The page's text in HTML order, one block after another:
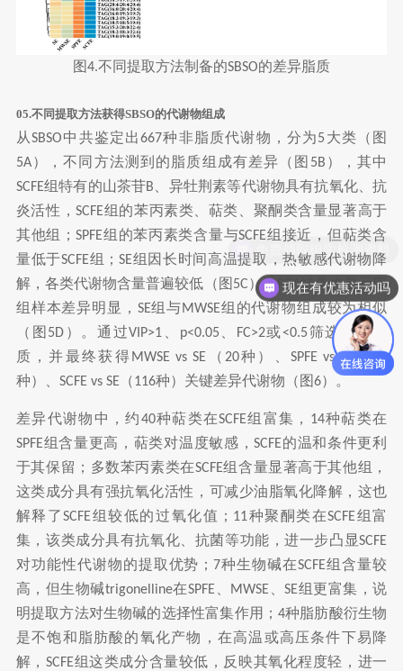
图4.不同提取方法制备的SBSO的差异脂质
05.不同提取方法获得SBSO的代谢物组成
从SBSO中共鉴定出667种非脂质代谢物，分为5 大类（图
5A），不同方法测到的脂质组成有差异（图 5B ），其中
SCFE组特有的山茶苷B
、异牡荆素等代谢物具有抗氧化、抗
炎活性，SCFE组的苯丙素类、萜类、聚酮类含量显著高于
其他组；SPFE组的苯丙素类含量与SCFE组接近，但萜类含
量低于SCFE组；SE组因长时间高温提取，热敏感代谢物降
解，各类代谢物含量普遍较低（图 5C）。PCA结果也显示四
组样本差异明显， SE组与MWSE组的代谢物组成较为相似
（图 5D ）。通过VIP>1 p<0.05 FC>2或<0.5筛选差异脂
质，并最终获得 MWSE vs SE （ 20种）、SPFE vs SE（61
种）、 SCFE vs SE （116种）关键差异代谢物（图6）。
差异代谢物中，约40种萜类在SCFE组富集， 14种萜类在
SPFE组含量更高，萜类对温度敏感，SCFE的温和条件更利
于其保留；多数苯丙素类在SCFE组含量显著高于其他组，
这类成分具有强抗氧化活性，可减少油脂氧化降解，这也
解释了SCFE组较低的过氧化值； 11种聚酮类在SCFE组富
集，该类成分具有抗氧化、抗菌等功能，进一步凸显SCFE
对功能性代谢物的提取优势；7种生物碱在SCFE组含量较
高，但生物碱trigonelline在SPFE MWSE 、SE组更富集，说
明提取方法对生物碱的选择性富集作用； 4种脂肪酸衍生物
是不饱和脂肪酸的氧化产物，在高温或高压条件下易降
解，SCFE组这类成分含量较低，反映其氧化程度轻，进一
现在有优惠活动吗